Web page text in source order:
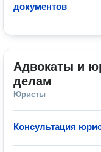
документов
Адвокаты и
делам
Юристы
Консультация